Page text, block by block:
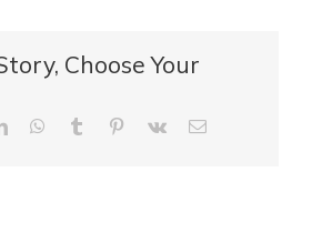
Choose Your
LinkedInWhatsApp
Tumblr Pinterest
Vk
E-